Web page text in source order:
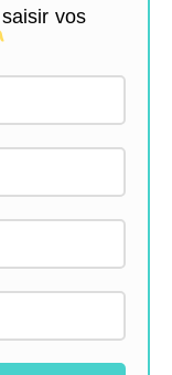
vos